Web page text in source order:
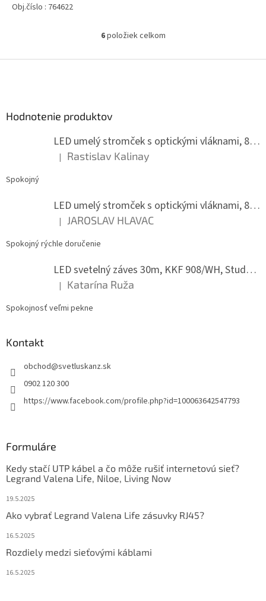
Obj.číslo : 764622
O
l
p
r
v
ý
p
6položiek celkom
Hodnotenie produktov
LED umelý stromček s optickými vláknami, 80 cm
Hodnotenie produktu je 5 z 5 hviezdičiek.
| Rastislav Kalinay
Spokojný
LED umelý stromček s optickými vláknami, 80 cm
Hodnotenie produktu je 5 z 5 hviezdičiek.
| JAROSLAV HLAVAC
Spokojný rýchle doručenie
LED svetelný záves 30m, KKF 908/WH, Studená biela
Hodnotenie produktu je 5 z 5 hviezdičiek.
| Katarína Ruža
Spokojnosť veľmi pekne
Kontakt
obchod@svetluskanz.sk
0902 120 300
https://www.facebook.com/profile.php?id=100063642547793
Formuláre
Kedy stačí UTP kábel a čo môže rušiť internetovú sieť?
Legrand Valena Life, Niloe, Living Now
19.5.2025
Ako vybrať Legrand Valena Life zásuvky RJ45?
16.5.2025
Rozdiely medzi sieťovými káblami
16.5.2025